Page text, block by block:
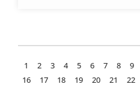
1 2 3 4 5 6 7 8 9
16
17 18 19 20 21 22